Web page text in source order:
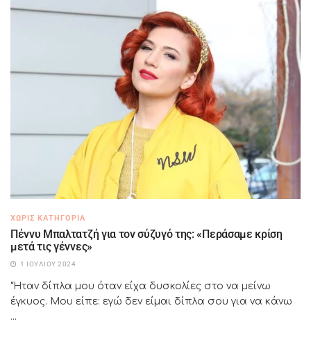
ΧΩΡΊΣ ΚΑΤΗΓΟΡΊΑ
Πέννυ Μπαλτατζή για τον σύζυγό της: «Περάσαμε κρίση
μετά τις γέννες»
1 ΙΟΥΛΊΟΥ 2024
"Ήταν δίπλα μου όταν είχα δυσκολίες στο να μείνω
έγκυος. Μου είπε: εγώ δεν είμαι δίπλα σου για να κάνω
...